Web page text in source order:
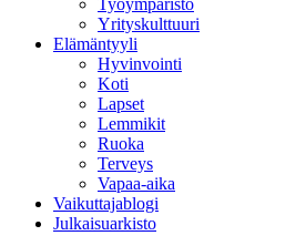
Työympäristö
Yrityskulttuuri
Elämäntyyli
Hyvinvointi
Koti
Lapset
Lemmikit
Ruoka
Terveys
Vapaa-aika
Vaikuttajablogi
Julkaisuarkisto